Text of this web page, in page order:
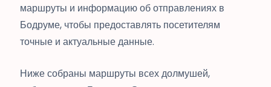
маршруты и информацию об отправлениях в
Бодруме, чтобы предоставлять посетителям
точные и актуальные данные.
Ниже собраны маршруты всех долмушей,